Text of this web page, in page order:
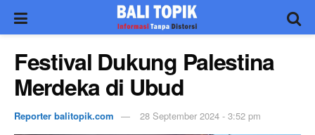
Festival Dukung Palestina
Merdeka di Ubud
Reporter balitopik.com 28 September 2024 - 3:52 pm